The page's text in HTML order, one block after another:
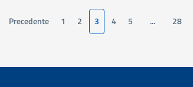
Precedente 1 2 3 4 5 ... 28